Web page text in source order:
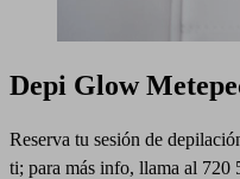
Depi Glow
Reserva tu sesión de
ti; para más info, llama al 720